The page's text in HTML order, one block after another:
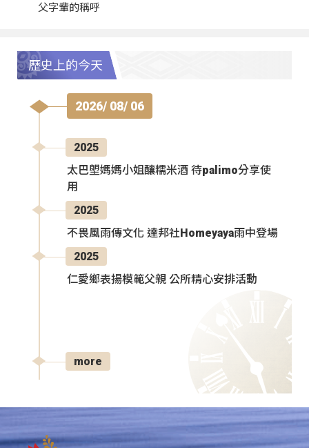
父字輩的稱呼
歷史上的今天
2026/ 08/ 06
2025
太巴塱媽媽小姐釀糯米酒 待palimo分享使
用
2025
不畏風雨傳文化 達邦社Homeyaya雨中登場
2025
仁愛鄉表揚模範父親 公所精心安排活動
more